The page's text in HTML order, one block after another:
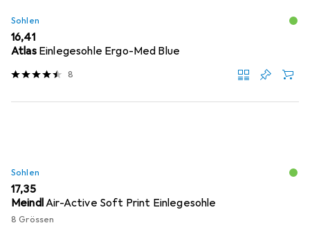
Sohlen
EUR
16,41
Atlas Einlegesohle Ergo-Med Blue
8
Sohlen
EUR
17,35
MeindlAir-Active Soft Print Einlegesohle
8 Grössen